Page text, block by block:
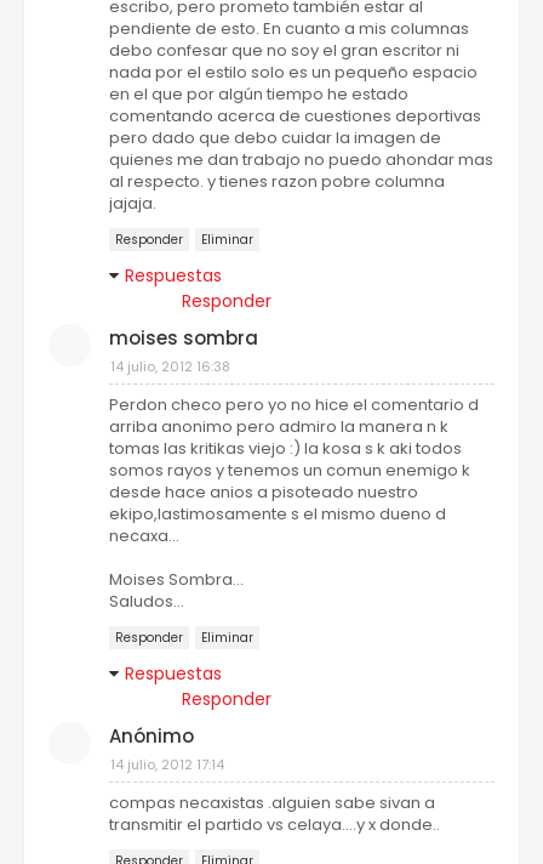
escribo, pero prometo también estar al
pendiente de esto. En cuanto a mis columnas
debo confesar que no soy el gran escritor ni
nada por el estilo solo es un pequeño espacio
en el que por algún tiempo he estado
comentando acerca de cuestiones deportivas
pero dado que debo cuidar la imagen de
quienes me dan trabajo no puedo ahondar mas
al respecto. y tienes razon pobre columna
jajaja.
Responder Eliminar
Respuestas
Responder
moises sombra
14 julio, 2012 16:38
Perdon checo pero yo no hice el comentario d
arriba anonimo pero admiro la manera n k
tomas las kritikas viejo :) la kosa s k aki todos
somos rayos y tenemos un comun enemigo k
desde hace anios a pisoteado nuestro
ekipo,lastimosamente s el mismo dueno d
necaxa...
Moises Sombra...
Saludos...
Responder Eliminar
Respuestas
Responder
Anónimo
14 julio, 2012 17:14
compas necaxistas .alguien sabe sivan a
transmitir el partido vs celaya....y x donde..